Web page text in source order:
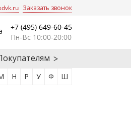
Заказать звонок
+7 (495) 649-60-45
Пн-Вс 10:00-20:00
Н Р У Ф Ш